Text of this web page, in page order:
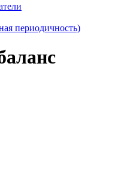
периодичность)